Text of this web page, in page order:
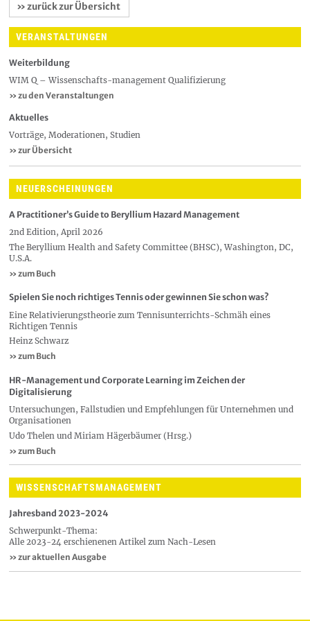
» zurück zur Übersicht
VERANSTALTUNGEN
Weiterbildung
WIM Q – Wissenschafts-management Qualifizierung
» zu den Veranstaltungen
Aktuelles
Vorträge, Moderationen, Studien
» zur Übersicht
NEUERSCHEINUNGEN
A Practitioner’s Guide to Beryllium Hazard Management
2nd Edition, April 2026
The Beryllium Health and Safety Committee (BHSC), Washington, DC,
U.S.A.
» zum Buch
Spielen Sie noch richtiges Tennis oder gewinnen Sie schon was?
Eine Relativierungstheorie zum Tennisunterrichts-Schmäh eines
Richtigen Tennis
Heinz Schwarz
» zum Buch
HR-Management und Corporate Learning im Zeichen der
Digitalisierung
Untersuchungen, Fallstudien und Empfehlungen für Unternehmen und
Organisationen
Udo Thelen und Miriam Hägerbäumer (Hrsg.)
» zum Buch
WISSENSCHAFTSMANAGEMENT
Jahresband 2023-2024
Schwerpunkt-Thema:
Alle 2023-24 erschienenen Artikel zum Nach-Lesen
» zur aktuellen Ausgabe ​